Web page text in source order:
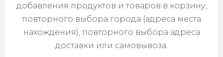
добавления продуктов и товаров в корзину,
повторного выбора города (адреса места
нахождения), повторного выбора адреса
доставки или самовывоза.